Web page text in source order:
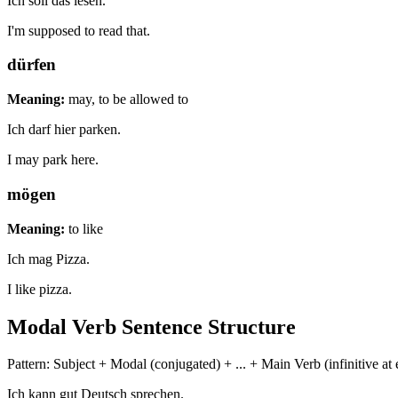
I'm supposed to read that.
dürfen
Meaning: may, to be allowed to
Ich darf hier parken.
I may park here.
mögen
Meaning: to like
Ich mag Pizza.
I like pizza.
Modal Verb Sentence Structure
Pattern: Subject + Modal (conjugated) + ... + Main Verb (infinitive at
Ich kann gut Deutsch sprechen.